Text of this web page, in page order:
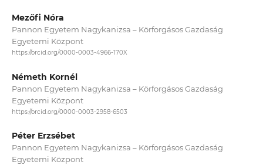
Mezőfi Nóra
Pannon Egyetem Nagykanizsa – Körforgásos Gazdaság
Egyetemi Központ
https://orcid.org/0000-0003-4966-170X
Németh Kornél
Pannon Egyetem Nagykanizsa – Körforgásos Gazdaság
Egyetemi Központ
https://orcid.org/0000-0003-2958-6503
Péter Erzsébet
Pannon Egyetem Nagykanizsa – Körforgásos Gazdaság
Egyetemi Központ